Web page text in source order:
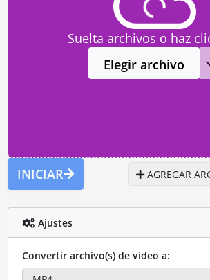
Suelta archivos o haz
Elegir archivo
INICIAR AGREGAR
Ajustes
Convertir archivo(s) de video a: